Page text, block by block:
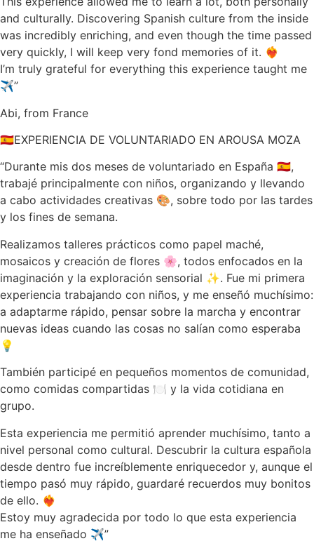
and culturally. Discovering Spanish culture from the inside
was incredibly enriching, and even though the time passed
very quickly, I will keep very fond memories of it. ❤️‍🔥
I’m truly grateful for everything this experience taught me
✈️”
Abi, from France
🇪🇸EXPERIENCIA DE VOLUNTARIADO EN AROUSA MOZA
“Durante mis dos meses de voluntariado en España 🇪🇸,
trabajé principalmente con niños, organizando y llevando
a cabo actividades creativas 🎨, sobre todo por las tardes
y los fines de semana.
Realizamos talleres prácticos como papel maché,
mosaicos y creación de flores 🌸, todos enfocados en la
imaginación y la exploración sensorial ✨. Fue mi primera
experiencia trabajando con niños, y me enseñó muchísimo:
a adaptarme rápido, pensar sobre la marcha y encontrar
nuevas ideas cuando las cosas no salían como esperaba
💡
También participé en pequeños momentos de comunidad,
como comidas compartidas 🍽️ y la vida cotidiana en
grupo.
Esta experiencia me permitió aprender muchísimo, tanto a
nivel personal como cultural. Descubrir la cultura española
desde dentro fue increíblemente enriquecedor y, aunque el
tiempo pasó muy rápido, guardaré recuerdos muy bonitos
de ello. ❤️‍🔥
Estoy muy agradecida por todo lo que esta experiencia
me ha enseñado ✈️”